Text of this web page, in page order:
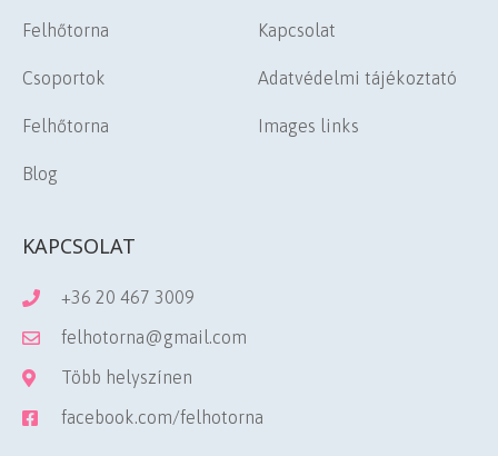
Felhőtorna
Csoportok
Felhőtorna
Blog
Kapcsolat
Adatvédelmi tájékoztató
Images links
KAPCSOLAT
+36 20 467 3009
felhotorna@gmail.com
Több helyszínen
facebook.com/felhotorna